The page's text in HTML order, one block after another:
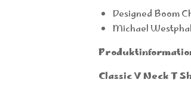
Designed Boom
Michael
Classic V Neck T